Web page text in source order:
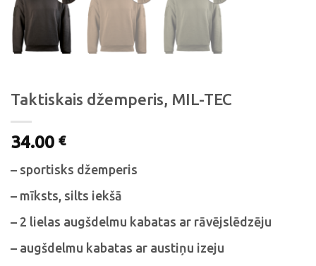
Taktiskais džemperis, MIL-TEC
34.00 €
– sportisks džemperis
– mīksts, silts iekšā
– 2 lielas augšdelmu kabatas ar rāvējslēdzēju
– augšdelmu kabatas ar austiņu izeju